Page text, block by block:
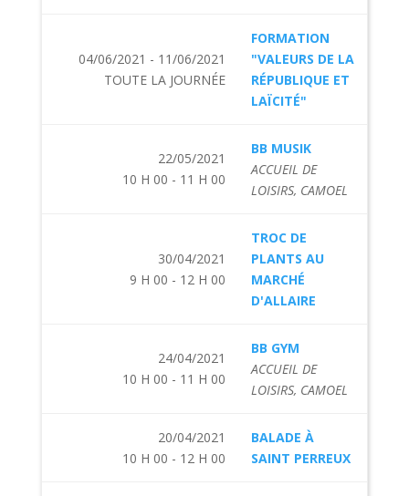
04/06/2021 - 11/06/2021
TOUTE LA JOURNÉE
FORMATION
"VALEURS DE LA
RÉPUBLIQUE ET
LAÏCITÉ"
22/05/2021
10 H 00 - 11 H 00
BB MUSIK
ACCUEIL DE
LOISIRS, CAMOEL
30/04/2021
9 H 00 - 12 H 00
TROC DE
PLANTS AU
MARCHÉ
D'ALLAIRE
24/04/2021
10 H 00 - 11 H 00
BB GYM
ACCUEIL DE
LOISIRS, CAMOEL
20/04/2021
10 H 00 - 12 H 00
BALADE À
SAINT PERREUX